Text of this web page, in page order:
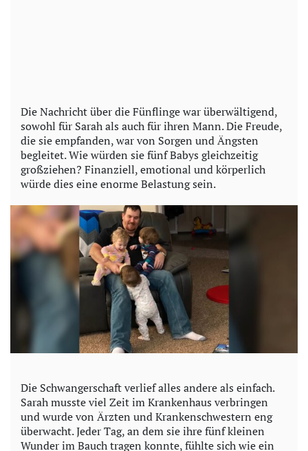
Die Nachricht über die Fünflinge war überwältigend,
sowohl für Sarah als auch für ihren Mann. Die Freude,
die sie empfanden, war von Sorgen und Ängsten
begleitet. Wie würden sie fünf Babys gleichzeitig
großziehen? Finanziell, emotional und körperlich
würde dies eine enorme Belastung sein.
Die Schwangerschaft verlief alles andere als einfach.
Sarah musste viel Zeit im Krankenhaus verbringen
und wurde von Ärzten und Krankenschwestern eng
überwacht. Jeder Tag, an dem sie ihre fünf kleinen
Wunder im Bauch tragen konnte, fühlte sich wie ein